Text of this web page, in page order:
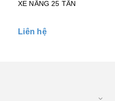
XE NÂNG 25 TẤN
Liên hệ